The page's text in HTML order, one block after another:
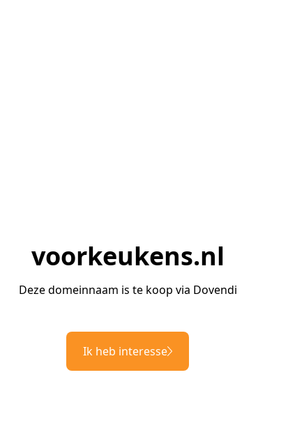
voorkeukens.nl
Deze domeinnaam is te koop via Dovendi
Ik heb interesse